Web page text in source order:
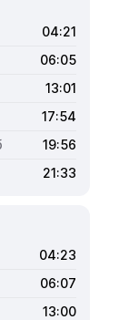
04:21
06:05
13:01
17:54
19:56
21:33
04:23
06:07
13:00